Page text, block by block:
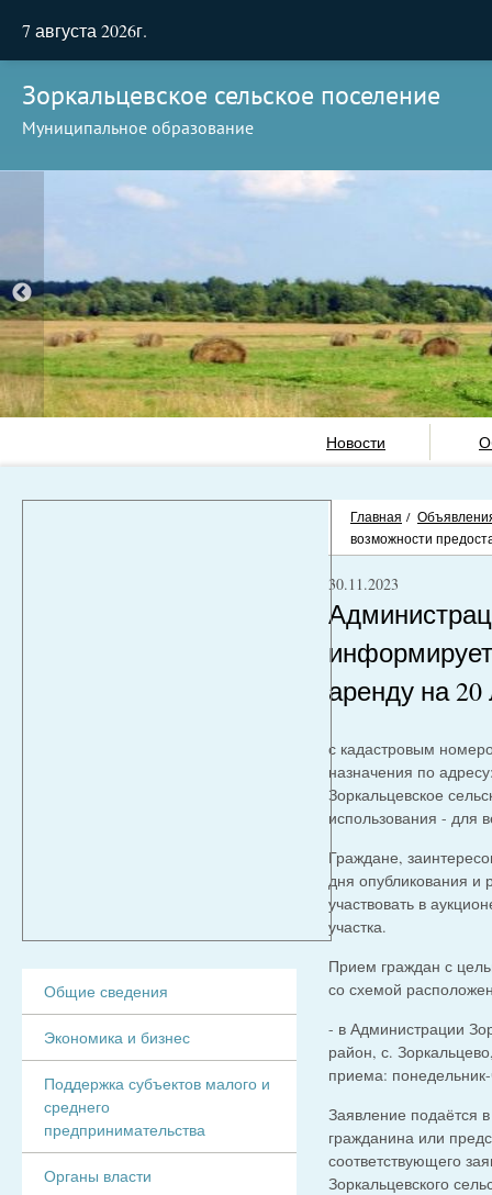
7 августа 2026г.
Зоркальцевское сельское поселение
Муниципальное образование
Новости
Главная /
возможности
30.11.2023
аренду на 20
с кадастровым
назначения по
Зоркальцевское
использования - для
Граждане,
дня опубликования и
участвовать в
участка.
Прием граждан с
со схемой
- в Администрации
район, с.
приема: понедельник-
Заявление подаётся
гражданина или
соответствующего
Зоркальцевского
Общие сведения
Экономика и бизнес
Поддержка субъектов малого и
среднего
предпринимательства
Органы власти